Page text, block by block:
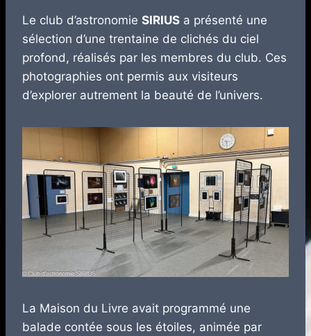
Le club d’astronomie SIRIUS a présenté une
sélection d’une trentaine de clichés du ciel
profond, réalisés par les membres du club. Ces
photographies ont permis aux visiteurs
d’explorer autrement la beauté de l’univers.
La Maison du Livre avait programmé une
balade contée sous les étoiles, animée par